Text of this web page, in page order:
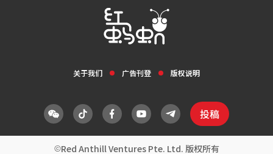
关于我们 广告刊登 版权说明
投稿
Red Anthill Ventures Pte. Ltd. 版权所有